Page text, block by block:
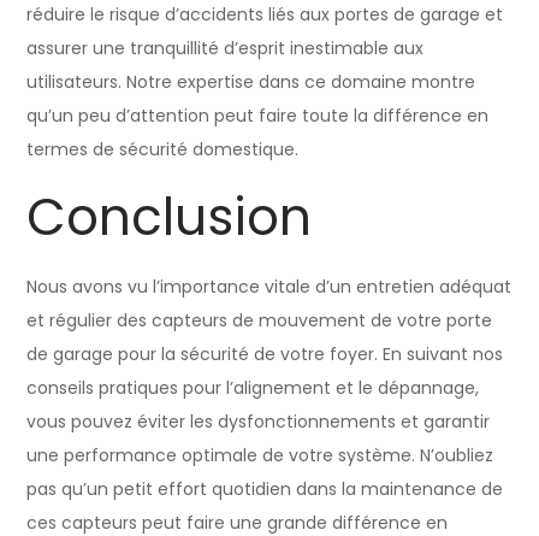
réduire le risque d’accidents liés aux portes de garage et
assurer une tranquillité d’esprit inestimable aux
utilisateurs. Notre expertise dans ce domaine montre
qu’un peu d’attention peut faire toute la différence en
termes de sécurité domestique.
Conclusion
Nous avons vu l’importance vitale d’un entretien adéquat
et régulier des capteurs de mouvement de votre porte
de garage pour la sécurité de votre foyer. En suivant nos
conseils pratiques pour l’alignement et le dépannage,
vous pouvez éviter les dysfonctionnements et garantir
une performance optimale de votre système. N’oubliez
pas qu’un petit effort quotidien dans la maintenance de
ces capteurs peut faire une grande différence en